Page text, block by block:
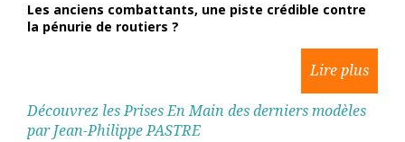
Les anciens combattants, une piste crédible contre
la pénurie de routiers ?
Découvrez les Prises En Main des derniers modèles
par Jean-Philippe PASTRE